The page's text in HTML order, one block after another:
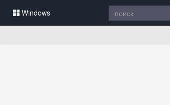
Windows